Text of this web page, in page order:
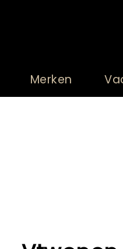
Merken